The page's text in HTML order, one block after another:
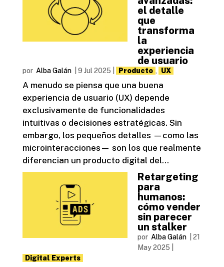
el detalle
que
transforma
la
experiencia
de usuario
por Alba Galán 9 Jul 2025 Producto , UX
A menudo se piensa que una buena
experiencia de usuario (UX) depende
exclusivamente de funcionalidades
intuitivas o decisiones estratégicas. Sin
embargo, los pequeños detalles —como las
microinteracciones— son los que realmente
diferencian un producto digital del...
Retargeting
para
humanos:
cómo vender
sin parecer
un stalker
por Alba Galán
21
May 2025
Digital Experts